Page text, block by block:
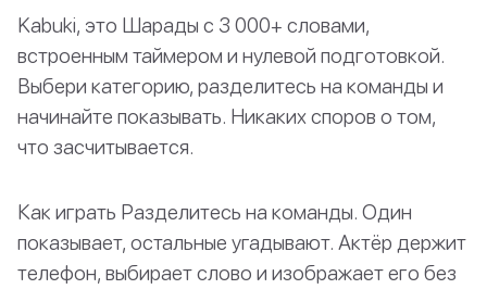
Kabuki, это Шарады с 3 000+ словами,
встроенным таймером и нулевой подготовкой.
Выбери категорию, разделитесь на команды и
начинайте показывать. Никаких споров о том,
что засчитывается.
Как играть Разделитесь на команды. Один
показывает, остальные угадывают. Актёр держит
телефон, выбирает слово и изображает его без